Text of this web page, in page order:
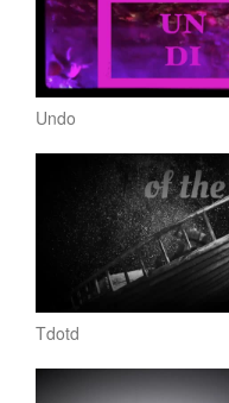
Undo
Tdotd